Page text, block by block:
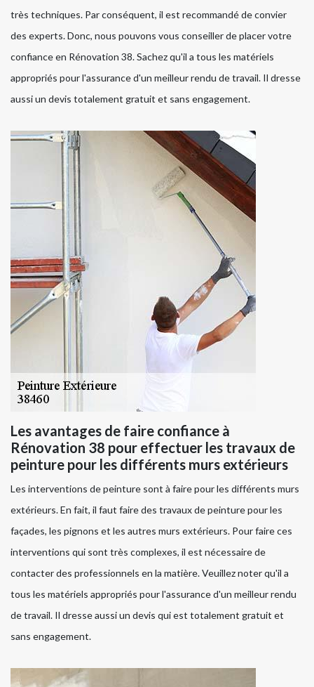
très techniques. Par conséquent, il est recommandé de convier
des experts. Donc, nous pouvons vous conseiller de placer votre
confiance en Rénovation 38. Sachez qu'il a tous les matériels
appropriés pour l'assurance d'un meilleur rendu de travail. Il dresse
aussi un devis totalement gratuit et sans engagement.
Les avantages de faire confiance à
Rénovation 38 pour effectuer les travaux de
peinture pour les différents murs extérieurs
Les interventions de peinture sont à faire pour les différents murs
extérieurs. En fait, il faut faire des travaux de peinture pour les
façades, les pignons et les autres murs extérieurs. Pour faire ces
interventions qui sont très complexes, il est nécessaire de
contacter des professionnels en la matière. Veuillez noter qu'il a
tous les matériels appropriés pour l'assurance d'un meilleur rendu
de travail. Il dresse aussi un devis qui est totalement gratuit et
sans engagement.